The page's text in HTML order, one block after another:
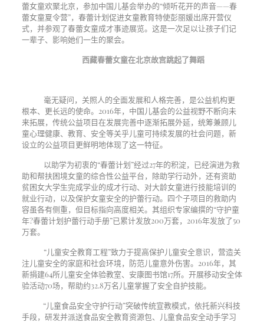
蕾女童欢聚北京，参加中国儿基会举办的“倾听花开的声音——春
蕾女童夏令营”，春蕾计划促进女童教育特使彭丽媛出席开营仪
式，并参观了春蕾女童成才事迹展览。这是一次足以让孩子们记
一辈子、影响她们一生的聚会。
西藏春蕾女童在北京故宫跳起了舞蹈
毫无疑问，关照人的全面发展和人格完善，是公益机构更
根本、更长远的使命。2016年，中国儿基会的公益视野不断向未
来拓展，传统公益项目在发展完善中逐渐拓展外延，统筹兼顾儿
童心理健康、教育、安全等关乎儿童可持续发展的社会问题，新
设立的公益项目更鲜明地体现了这一特征。
以助学为初衷的“春蕾计划”经过27年的积淀，已经演进为救
助和帮扶困境女童的综合性公益平台，除助学行动外，还有资助
贫困女大学生完成学业的成才行动、对大龄女童进行技能培训的
就业行动，以及保护女童安全的护蕾行动。四个子项目的救助内
容虽各有侧重，但目标指向高度相关。其组织专家编撰的“守护童
年?春蕾计划护蕾行动手册”已累计发放200万套， 2016年发放了50
万套。
“儿童安全教育工程”致力于提高保护儿童安全意识，营造关
注儿童安全的家庭和社会环境，防范儿童意外伤害。 2016年，其
新捐建64所儿童安全体验教室、安康图书馆17所。开展移动安全体
验活动70场，帮助约32.8万名儿童掌握了安全自护技能。
“儿童食品安全守护行动”突破传统宣教模式，依托新兴科技
手段，研发并派送食品安全教育资源包、儿童食品安全动手学习